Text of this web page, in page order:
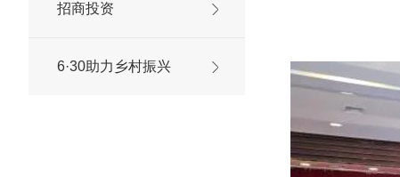
招商投资
6·30助力乡村振兴